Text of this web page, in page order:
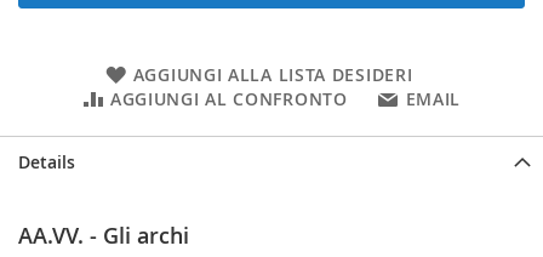
AGGIUNGI ALLA LISTA DESIDERI
AGGIUNGI AL CONFRONTO
EMAIL
Details
AA.VV. - Gli archi